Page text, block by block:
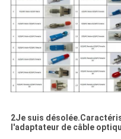
2Je suis désolée.
l'adaptateur de câble